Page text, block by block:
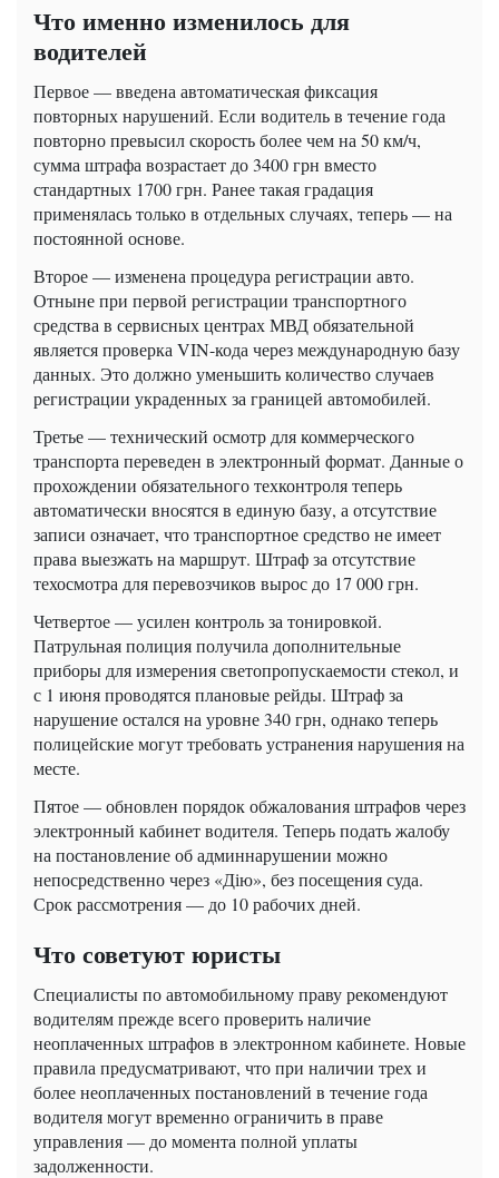
Что именно изменилось для
водителей
Первое — введена автоматическая фиксация
повторных нарушений. Если водитель в течение года
повторно превысил скорость более чем на 50 км/ч,
сумма штрафа возрастает до 3400 грн вместо
стандартных 1700 грн. Ранее такая градация
применялась только в отдельных случаях, теперь — на
постоянной основе.
Второе — изменена процедура регистрации авто.
Отныне при первой регистрации транспортного
средства в сервисных центрах МВД обязательной
является проверка VIN-кода через международную базу
данных. Это должно уменьшить количество случаев
регистрации украденных за границей автомобилей.
Третье — технический осмотр для коммерческого
транспорта переведен в электронный формат. Данные о
прохождении обязательного техконтроля теперь
автоматически вносятся в единую базу, а отсутствие
записи означает, что транспортное средство не имеет
права выезжать на маршрут. Штраф за отсутствие
техосмотра для перевозчиков вырос до 17 000 грн.
Четвертое — усилен контроль за тонировкой.
Патрульная полиция получила дополнительные
приборы для измерения светопропускаемости стекол, и
с 1 июня проводятся плановые рейды. Штраф за
нарушение остался на уровне 340 грн, однако теперь
полицейские могут требовать устранения нарушения на
месте.
Пятое — обновлен порядок обжалования штрафов через
электронный кабинет водителя. Теперь подать жалобу
на постановление об админнарушении можно
непосредственно через «Дію», без посещения суда.
Срок рассмотрения — до 10 рабочих дней.
Что советуют юристы
Специалисты по автомобильному праву рекомендуют
водителям прежде всего проверить наличие
неоплаченных штрафов в электронном кабинете. Новые
правила предусматривают, что при наличии трех и
более неоплаченных постановлений в течение года
водителя могут временно ограничить в праве
управления — до момента полной уплаты
задолженности.